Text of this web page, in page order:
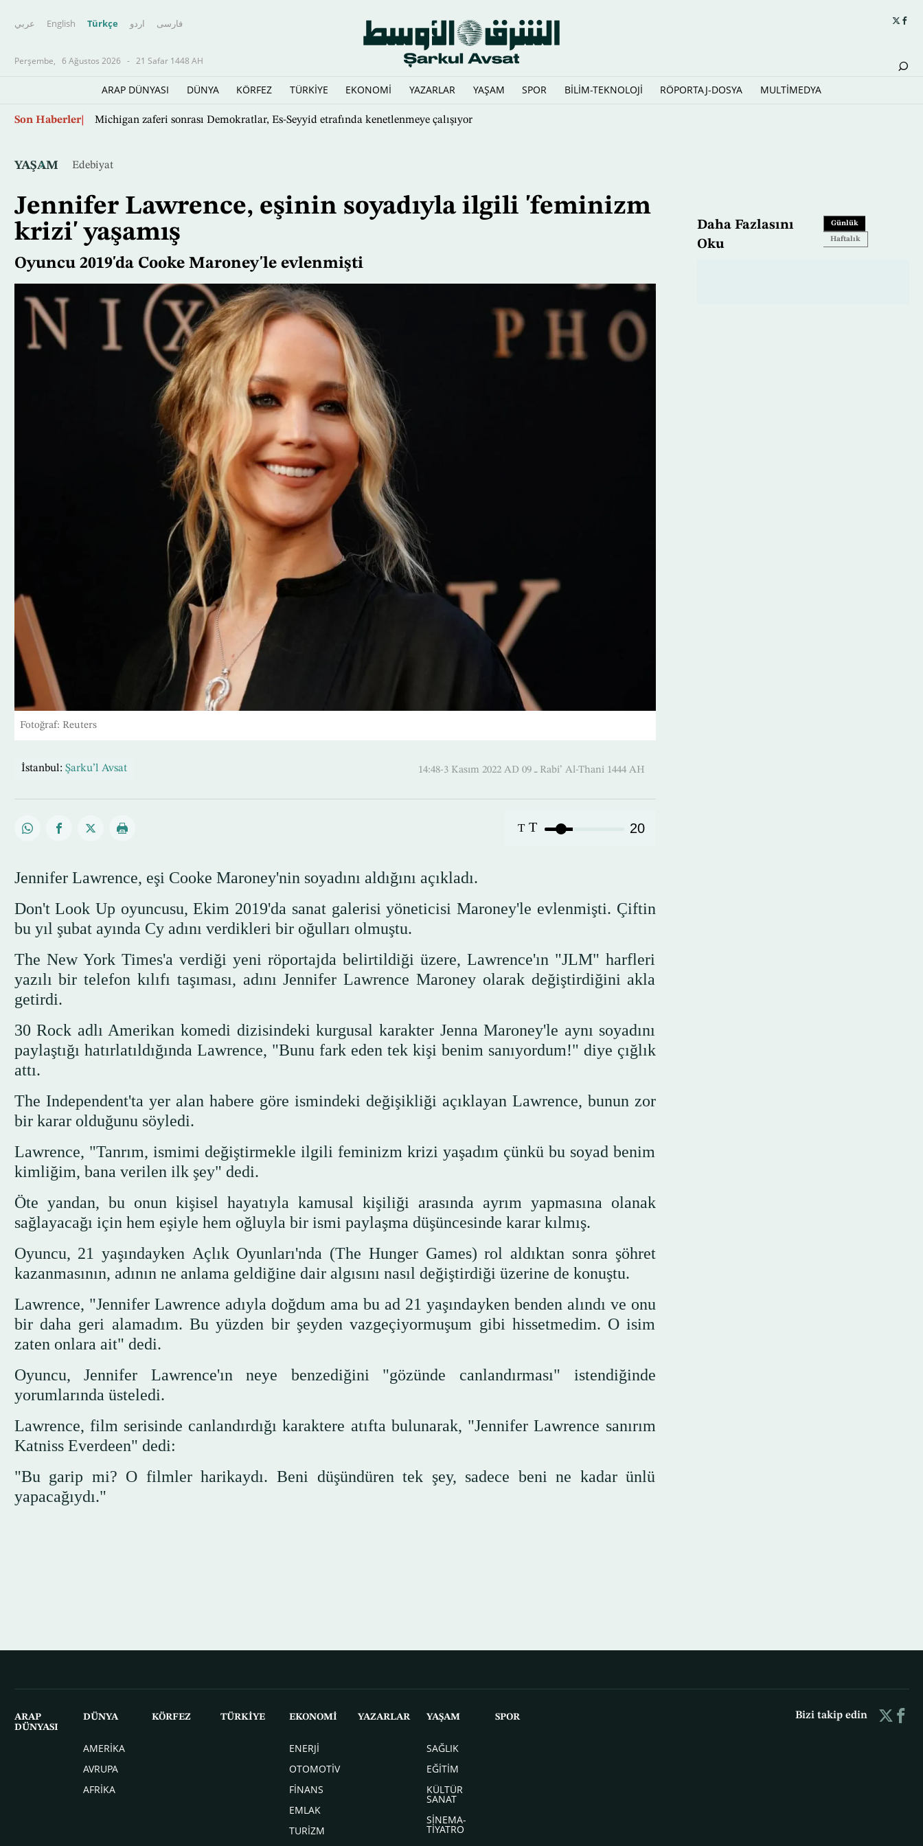
عربي English Türkçe اردو فارسى
Perşembe, 6 Ağustos 2026 - 21 Safar 1448 AH
ARAP DÜNYASI DÜNYA KÖRFEZ TÜRKİYE EKONOMİ YAZARLAR YAŞAM SPOR BİLİM-TEKNOLOJİ RÖPORTAJ-DOSYA MULTİMEDYA
Ana
Son Haberler
YAŞAM Edebiyat
Jennifer Lawrence, eşinin soyadıyla ilgili 'feminizm
krizi' yaşamış
Oyuncu 2019'da Cooke Maroney'le evlenmişti
Fotoğraf: Reuters
İstanbul: Şarku’l Avsat 14:48-3 Kasım 2022 AD ـ 09 Rabi’ Al-Thani 1444 AH
T T 20
Jennifer Lawrence, eşi Cooke Maroney'nin soyadını aldığını açıkladı.
Don't Look Up oyuncusu, Ekim 2019'da sanat galerisi yöneticisi Maroney'le evlenmişti. Çiftin
bu yıl şubat ayında Cy adını verdikleri bir oğulları olmuştu.
The New York Times'a verdiği yeni röportajda belirtildiği üzere, Lawrence'ın "JLM" harfleri
yazılı bir telefon kılıfı taşıması, adını Jennifer Lawrence Maroney olarak değiştirdiğini akla
getirdi.
30 Rock adlı Amerikan komedi dizisindeki kurgusal karakter Jenna Maroney'le aynı soyadını
paylaştığı hatırlatıldığında Lawrence, "Bunu fark eden tek kişi benim sanıyordum!" diye çığlık
attı.
The Independent'ta yer alan habere göre ismindeki değişikliği açıklayan Lawrence, bunun zor
bir karar olduğunu söyledi.
Lawrence, "Tanrım, ismimi değiştirmekle ilgili feminizm krizi yaşadım çünkü bu soyad benim
kimliğim, bana verilen ilk şey" dedi.
Öte yandan, bu onun kişisel hayatıyla kamusal kişiliği arasında ayrım yapmasına olanak
sağlayacağı için hem eşiyle hem oğluyla bir ismi paylaşma düşüncesinde karar kılmış.
Oyuncu, 21 yaşındayken Açlık Oyunları'nda (The Hunger Games) rol aldıktan sonra şöhret
kazanmasının, adının ne anlama geldiğine dair algısını nasıl değiştirdiği üzerine de konuştu.
Lawrence, "Jennifer Lawrence adıyla doğdum ama bu ad 21 yaşındayken benden alındı ve onu
bir daha geri alamadım. Bu yüzden bir şeyden vazgeçiyormuşum gibi hissetmedim. O isim
zaten onlara ait" dedi.
Oyuncu, Jennifer Lawrence'ın neye benzediğini "gözünde canlandırması" istendiğinde
yorumlarında üsteledi.
Lawrence, film serisinde canlandırdığı karaktere atıfta bulunarak, "Jennifer Lawrence sanırım
Katniss Everdeen" dedi:
"Bu garip mi? O filmler harikaydı. Beni düşündüren tek şey, sadece beni ne kadar ünlü
yapacağıydı."
Daha Fazlasını
Oku
Günlük
Haftalık
ARAP
DÜNYASI
DÜNYA
AMERİKA
AVRUPA
AFRİKA
KÖRFEZ TÜRKİYE EKONOMİ
ENERJİ
OTOMOTİV
FİNANS
EMLAK
TURİZM
YAZARLAR YAŞAM
SAĞLIK
EĞİTİM
KÜLTÜR
SANAT
SİNEMA-
TİYATRO
SPOR Bizi takip edin